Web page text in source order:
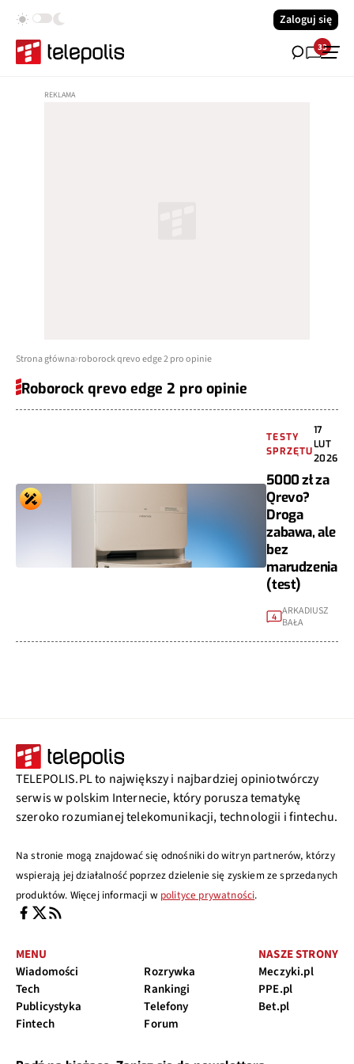
Zaloguj się
33
Strona główna roborock qrevo edge 2 pro opinie
Roborock qrevo edge 2 pro opinie
TESTY
SPRZĘTU
17
LUT
2026
5000 zł za
Qrevo?
Droga
zabawa, ale
bez
marudzenia
(test)
4 ARKADIUSZ
BAŁA
TELEPOLIS.PL to największy i najbardziej opiniotwórczy
serwis w polskim Internecie, który porusza tematykę
szeroko rozumianej telekomunikacji, technologii i fintechu.
Na stronie mogą znajdować się odnośniki do witryn partnerów, którzy
wspierają jej działalność poprzez dzielenie się zyskiem ze sprzedanych
produktów. Więcej informacji w polityce prywatności.
MENU
Wiadomości
Tech
Publicystyka
Fintech
Rozrywka
Rankingi
Telefony
Forum
NASZE STRONY
Meczyki.pl
PPE.pl
Bet.pl